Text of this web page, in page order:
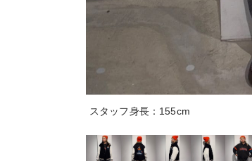
スタッフ身長：155cm